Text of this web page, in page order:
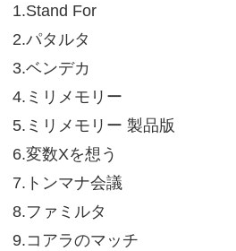
1.Stand For
2.パタルタ
3.ベンデカ
4.ミリメモリー
5.ミリメモリー 製品版
6.変数Xを想う
7.トンマナ会議
8.ファミルタ
9.コアラのマッチ